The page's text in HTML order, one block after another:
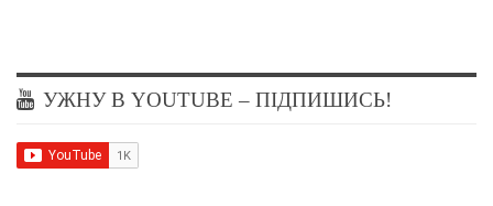
УЖНУ В YOUTUBE – ПІДПИШИСЬ!